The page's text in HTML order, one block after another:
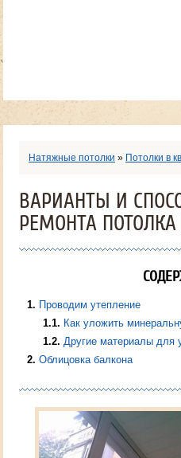
Натяжные потолки » Потолки в
ВАРИАНТЫ И
РЕМОНТА
1
Проводим утепление
1.1
Как уложить
1.2 Другие материалы для
2 Облицовка балкона